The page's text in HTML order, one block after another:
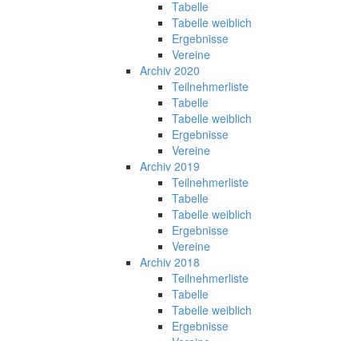
Tabelle
Tabelle weiblich
Ergebnisse
Vereine
Archiv 2020
Teilnehmerliste
Tabelle
Tabelle weiblich
Ergebnisse
Vereine
Archiv 2019
Teilnehmerliste
Tabelle
Tabelle weiblich
Ergebnisse
Vereine
Archiv 2018
Teilnehmerliste
Tabelle
Tabelle weiblich
Ergebnisse